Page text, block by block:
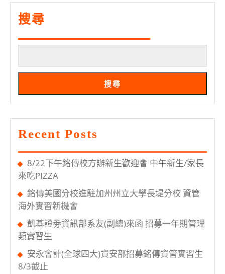
球
所
2/18
報
截
搜尋
搜尋
Recent Posts
8/22下午銘傳校方辦新生歡迎會 中午新生/家長
來吃PIZZA
銘傳美國分校進駐加州州立大學長堤分校 資管
海外實習新機會
凱基證劵資訊部系友(副總)來函 招募一年期管理
類實習生
安永會計(全球四大)資安部招募銘傳資管實習生
8/3截止